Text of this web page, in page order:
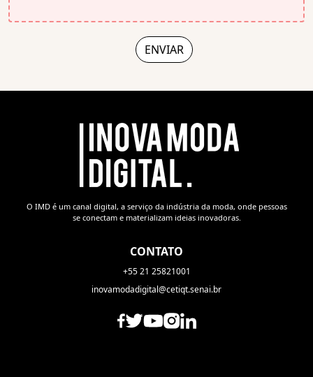
O IMD é um canal digital, a serviço da indústria da moda, onde pessoas
se conectam e materializam ideias inovadoras.
CONTATO
+55 21 25821001
inovamodadigital@cetiqt.senai.br